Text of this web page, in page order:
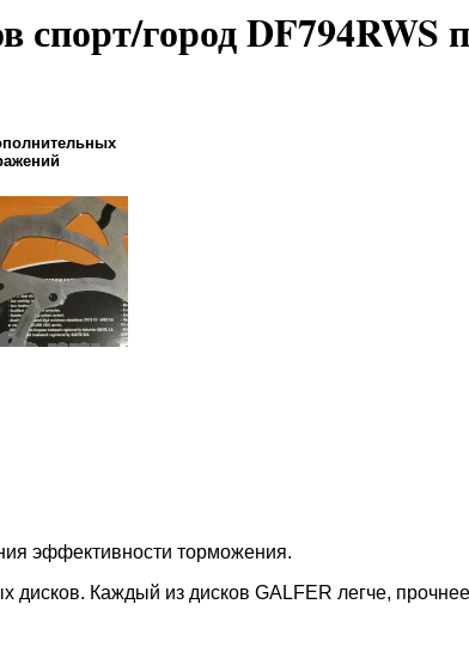
город DF794RWS
эффективности торможения.
Каждый из дисков GALFER легче,